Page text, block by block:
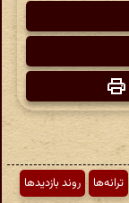
ترانه‌ها روند بازدیدها